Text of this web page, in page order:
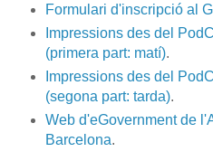
Formulari d'inscripció al
Impressions des del
(primera part: matí).
Impressions des del
(segona part: tarda).
Web d'eGovernment de
Barcelona.